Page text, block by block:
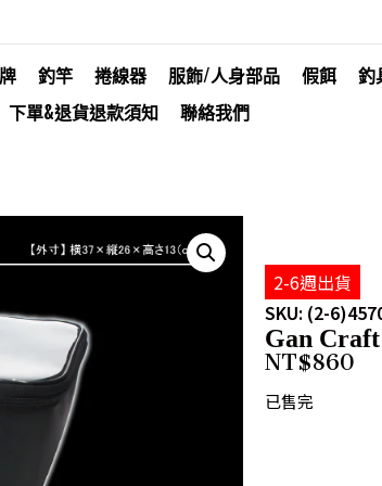
釣竿 捲線器 服飾/人身部品 假餌 釣
下單&退貨退款須知
聯絡我們
2-6週出貨
SKU: (2-
Gan
NT$860
已售完